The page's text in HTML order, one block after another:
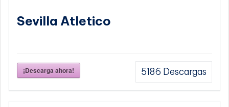
Sevilla Atletico
¡Descarga ahora! 5186 Descargas